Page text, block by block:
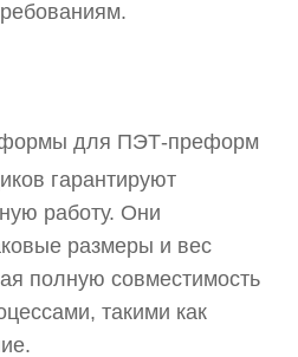
для ПЭТ-преформ
гарантируют
работу. Они
размеры и вес
полную совместимость
такими как